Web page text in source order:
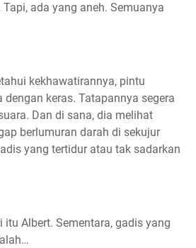
ada yang aneh. Semuanya
kekhawatirannya, pintu
dengan keras. Tatapannya segera
Dan di sana, dia melihat
berlumuran darah di sekujur
yang tertidur atau tak sadarkan
itu Albert. Sementara, gadis yang